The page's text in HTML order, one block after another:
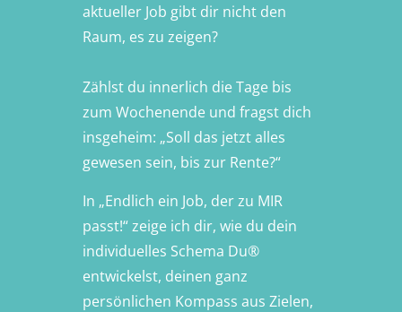
aktueller Job gibt dir nicht den
Raum, es zu zeigen?
Zählst du innerlich die Tage bis
zum Wochenende und fragst dich
insgeheim: „Soll das jetzt alles
gewesen sein, bis zur Rente?“
In „Endlich ein Job, der zu MIR
passt!“ zeige ich dir, wie du dein
individuelles Schema Du®
entwickelst, deinen ganz
persönlichen Kompass aus Zielen,